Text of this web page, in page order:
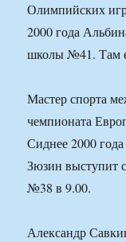
Олимпийских
2000 года
школы №41. Там
Мастер спорта
чемпионата
Сиднее 2000
Зюзин выступит
№38 в 9.00.
Александр